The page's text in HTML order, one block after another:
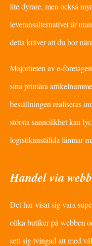
lite dyrare, men också
leveransalternativet är
detta kräver att du bor
Majoriteten av e-
sina primära
beställningen realiseras
största sannolikhet kan
logistikanställda lämnar
Handel via
Det har visat sig vara
olika butiker på webben
sett sig tvingad att med